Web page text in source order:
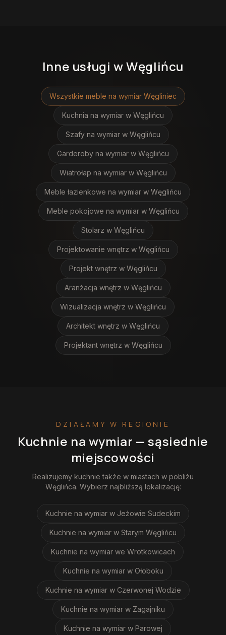
Inne usługiw Węglińcu
Wszystkie meble na wymiar Węgliniec
Kuchnia na wymiar w Węglińcu
Szafy na wymiar w Węglińcu
Garderoby na wymiar w Węglińcu
Wiatrołap na wymiar w Węglińcu
Meble łazienkowe na wymiar w Węglińcu
Meble pokojowe na wymiar w Węglińcu
Stolarz w Węglińcu
Projektowanie wnętrz w Węglińcu
Projekt wnętrz w Węglińcu
Aranżacja wnętrz w Węglińcu
Wizualizacja wnętrz w Węglińcu
Architekt wnętrz w Węglińcu
Projektant wnętrz w Węglińcu
DZIAŁAMY W REGIONIE
Kuchnie na wymiar — sąsiednie
miejscowości
Realizujemy kuchnie także w miastach w pobliżu
Węglińca. Wybierz najbliższą lokalizację:
Kuchnie na wymiar w Jeżowie Sudeckim
Kuchnie na wymiar w Starym Węglińcu
Kuchnie na wymiar we Wrotkowicach
Kuchnie na wymiar w Ołoboku
Kuchnie na wymiar w Czerwonej Wodzie
Kuchnie na wymiar w Zagajniku
Kuchnie na wymiar w Parowej